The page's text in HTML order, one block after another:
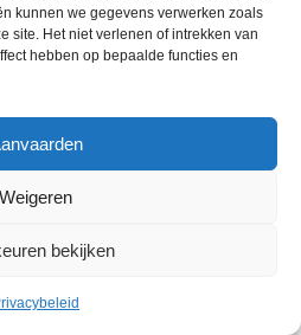
kunnen we gegevens verwerken zoals
site. Het niet verlenen of intrekken van
hebben op bepaalde functies en
Weigeren
bekijken